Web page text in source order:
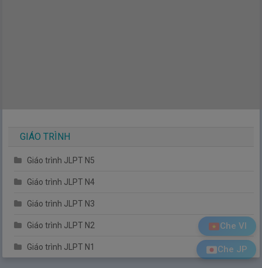
Che JP
Che VI
GIÁO TRÌNH
Giáo trình JLPT N5
Giáo trình JLPT N4
Giáo trình JLPT N3
Giáo trình JLPT N2
Giáo trình JLPT N1